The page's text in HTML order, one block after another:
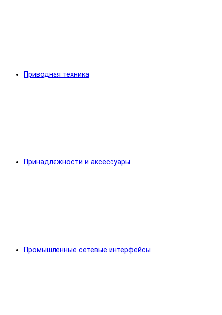
Приводная техника
Принадлежности и аксессуары
Промышленные сетевые интерфейсы